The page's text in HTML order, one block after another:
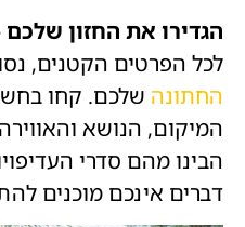
הגדירו את החזון שלכם
לכל הפרטים הקטנים,
החתונה שלכם. קחו
המיקום, הנושא
הבינו מהם סדרי
דברים אינכם מוכנים